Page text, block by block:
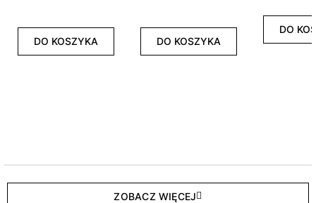
DO KOSZYKA DO KOSZYKA
DO
ZOBACZ WIĘCEJ